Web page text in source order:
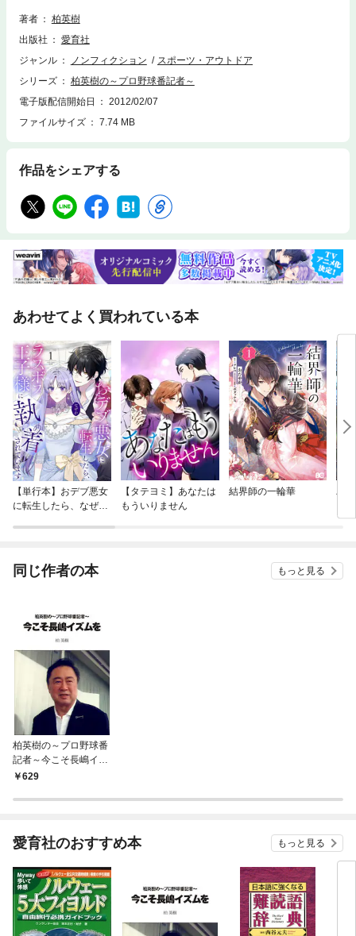
て描いた名著が電子で復刻!!
著者
柏英樹
出版社
愛育社
ジャンル
ノンフィクション
スポーツ・アウトドア
シリーズ
柏英樹の～プロ野球番記者～
電子版配信開始日
2012/02/07
ファイルサイズ
7.74 MB
作品をシェアする
あわせてよく買われている本
【単行本】おデブ悪女
に転生したら、なぜか
【タテヨミ】あなたは
もういりません
結界師の一輪華
バ
今
同じ作者の本 もっと見る
柏英樹の～プロ野球番
記者～今こそ長嶋イズ
ムを629
愛育社のおすすめ本 もっと見る